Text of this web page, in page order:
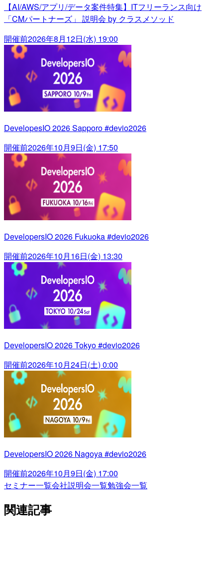
【AI/AWS/アプリ/データ案件特集】ITフリーランス向け
「CMパートナーズ」 説明会 by クラスメソッド
開催前2026年8月12日(水) 19:00
DevelopesIO 2026 Sapporo #devio2026
開催前2026年10月9日(金) 17:50
DevelopersIO 2026 Fukuoka #devio2026
開催前2026年10月16日(金) 13:30
DevelopersIO 2026 Tokyo #devio2026
開催前2026年10月24日(土) 0:00
DevelopersIO 2026 Nagoya #devio2026
開催前2026年10月9日(金) 17:00
セミナー一覧会社説明会一覧勉強会一覧
関連記事